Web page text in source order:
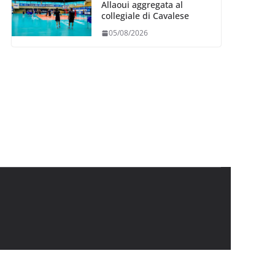
Allaoui aggregata al
collegiale di Cavalese
05/08/2026